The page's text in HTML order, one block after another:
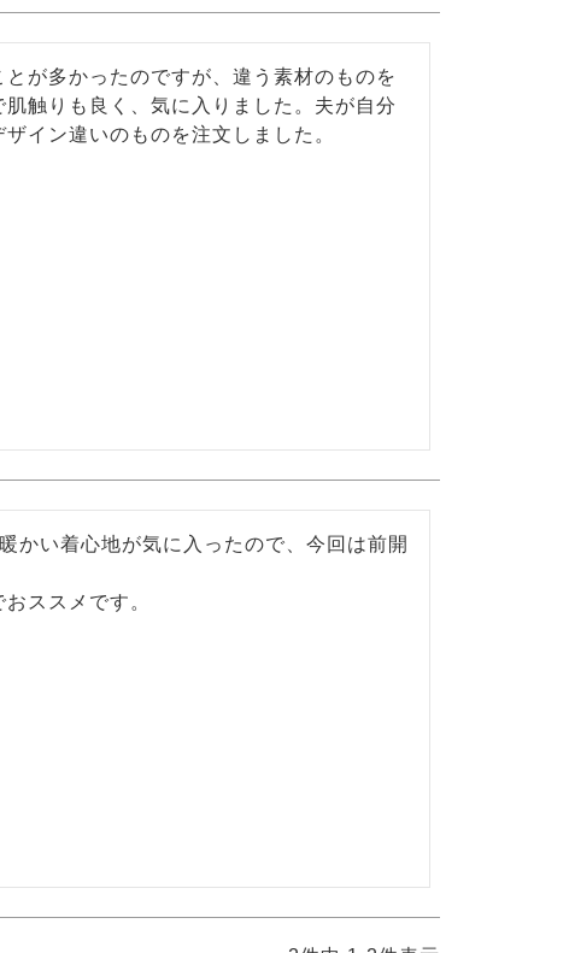
が多かったのですが、違う素材のものを
触りも良く、気に入りました。夫が自分
イン違いのものを注文しました。
かい着心地が気に入ったので、今回は前開
ススメです。